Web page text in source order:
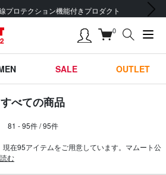
プロテクション機能付きプロダクト
次の画像
0
SALE OUTLET
すべての商品
81 - 95件 / 95件
在95アイテムをご用意しています。マムート公
む